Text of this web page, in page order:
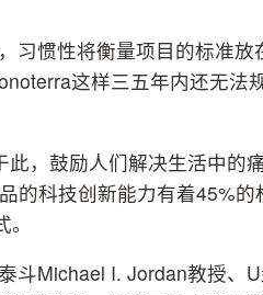
习惯性将衡量项目的标准
这样三五年内还无法
，鼓励人们解决生活中的
的科技创新能力有着45%
斗Michael I. Jordan教授、